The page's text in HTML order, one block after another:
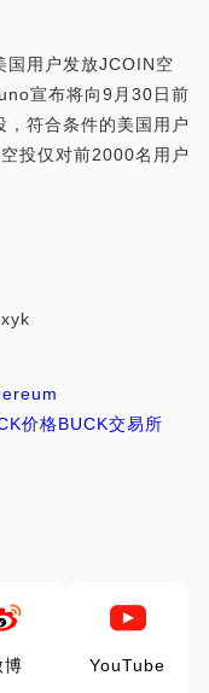
用户发放JCOIN空
宣布将向9月30日前
符合条件的美国用户
投仅对前2000名用户
价格BUCK交易所
博 YouTube